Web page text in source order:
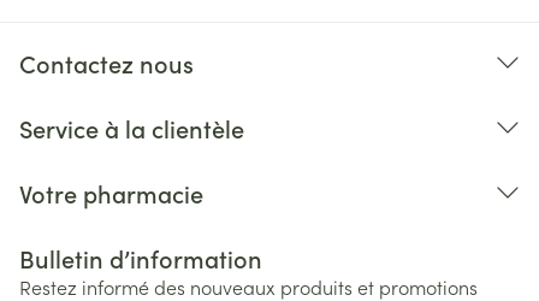
Contactez nous
Service à la clientèle
Votre pharmacie
Bulletin d’information
Restez informé des nouveaux produits et promotions